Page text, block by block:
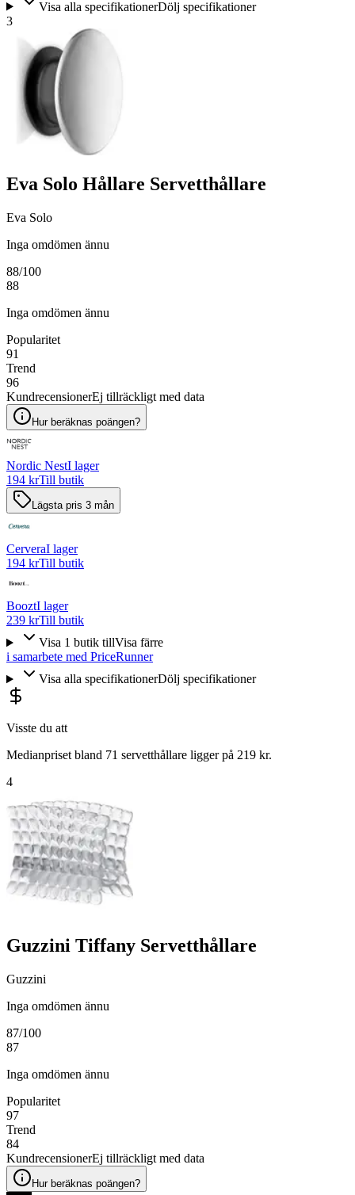
Visa alla specifikationerDölj specifikationer
3
Eva Solo Hållare Servetthållare
Eva Solo
Inga omdömen ännu
88/100
88
Inga omdömen ännu
Popularitet
91
Trend
96
KundrecensionerEj tillräckligt med data
Hur beräknas poängen?
Nordic NestI lager
194 krTill butik
Lägsta pris 3 mån
CerveraI lager
194 krTill butik
BooztI lager
239 krTill butik
Visa 1 butik tillVisa färre
i samarbete med PriceRunner
Visa alla specifikationerDölj specifikationer
Visste du att
Medianpriset bland 71 servetthållare ligger på 219 kr.
4
Guzzini Tiffany Servetthållare
Guzzini
Inga omdömen ännu
87/100
87
Inga omdömen ännu
Popularitet
97
Trend
84
KundrecensionerEj tillräckligt med data
Hur beräknas poängen?